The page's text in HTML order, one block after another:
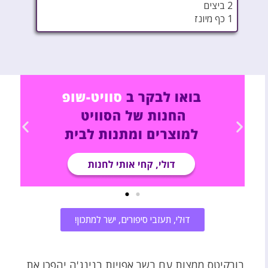
2 ביצים
1 כף מיונז
דוּלי, תעזבי סיפורים, ישר למתכון!
בורקיטס ממצות עם בשר אפויות בנינג'ה יהפכו את